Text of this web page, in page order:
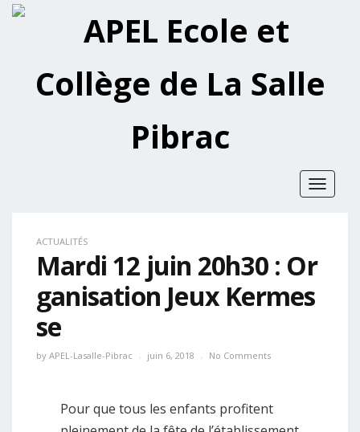
Toggle
ACTUALITÉS
Mardi 12 juin 20h30 : Or
ganisation Jeux Kermes
se
by APEL-Lasalle-Pibrac juin 6, 2018 No Comments
Pour que tous les enfants profitent